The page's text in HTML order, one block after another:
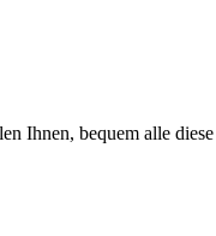
Ihnen, bequem alle